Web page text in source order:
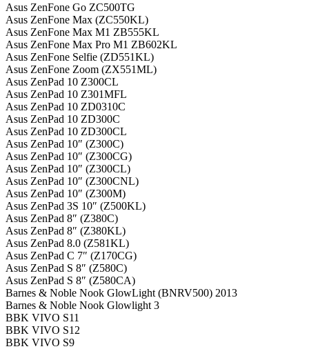
Asus ZenFone Go ZC500TG
Asus ZenFone Max (ZC550KL)
Asus ZenFone Max M1 ZB555KL
Asus ZenFone Max Pro M1 ZB602KL
Asus ZenFone Selfie (ZD551KL)
Asus ZenFone Zoom (ZX551ML)
Asus ZenPad 10 Z300CL
Asus ZenPad 10 Z301MFL
Asus ZenPad 10 ZD0310C
Asus ZenPad 10 ZD300C
Asus ZenPad 10 ZD300CL
Asus ZenPad 10″ (Z300C)
Asus ZenPad 10″ (Z300CG)
Asus ZenPad 10″ (Z300CL)
Asus ZenPad 10″ (Z300CNL)
Asus ZenPad 10″ (Z300M)
Asus ZenPad 3S 10″ (Z500KL)
Asus ZenPad 8″ (Z380C)
Asus ZenPad 8″ (Z380KL)
Asus ZenPad 8.0 (Z581KL)
Asus ZenPad C 7″ (Z170CG)
Asus ZenPad S 8″ (Z580C)
Asus ZenPad S 8″ (Z580CA)
Barnes & Noble Nook GlowLight (BNRV500) 2013
Barnes & Noble Nook Glowlight 3
BBK VIVO S11
BBK VIVO S12
BBK VIVO S9